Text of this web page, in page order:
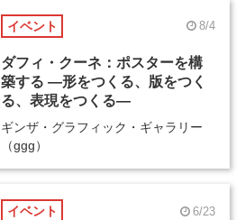
イベント 8/4
ダフィ・クーネ：ポスターを構
築する ―形をつくる、版をつく
る、表現をつくる―
ギンザ・グラフィック・ギャラリー
（ggg）
イベント 6/23